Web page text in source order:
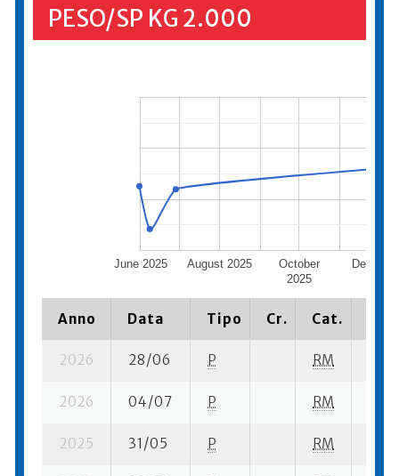
PESO/SP KG 2.000
June 2025 August 2025
October
2025
Anno Data Tipo Cr. Cat.
2026 28/06 P RM
2026 04/07 P RM
2025 31/05 P RM